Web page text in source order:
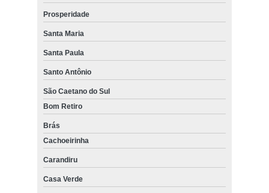
Prosperidade
Santa Maria
Santa Paula
Santo Antônio
São Caetano do Sul
Bom Retiro
Brás
Cachoeirinha
Carandiru
Casa Verde